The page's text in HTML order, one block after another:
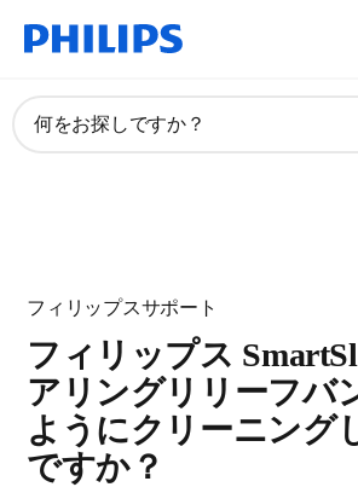
何をお探しですか？
フィリップスサポート
フィリップス
アリングリリーフバ
ようにクリーニング
ですか？